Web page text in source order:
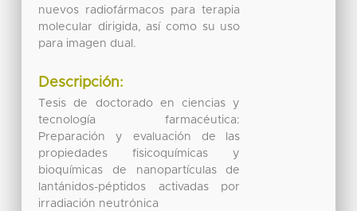
nuevos radiofármacos para terapia
molecular dirigida, así como su uso
para imagen dual.
Descripción:
Tesis de doctorado en ciencias y
tecnología farmacéutica:
Preparación y evaluación de las
propiedades fisicoquímicas y
bioquímicas de nanopartículas de
lantánidos-péptidos activadas por
irradiación neutrónica